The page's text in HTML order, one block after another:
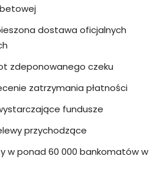
dostawa oficjalnych
zdeponowanego czeku
zatrzymania płatności
fundusze
przychodzące
w ponad 60 000 bankomatów w